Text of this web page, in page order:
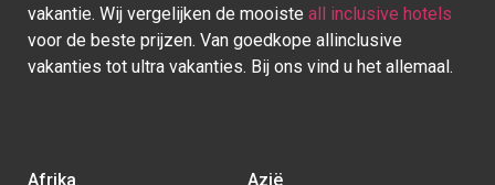
vakantie. Wij vergelijken de mooiste all inclusive hotels
voor de beste prijzen. Van goedkope allinclusive
vakanties tot ultra vakanties. Bij ons vind u het allemaal.
Afrika Azië